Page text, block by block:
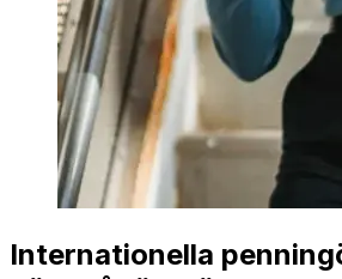
Internationella